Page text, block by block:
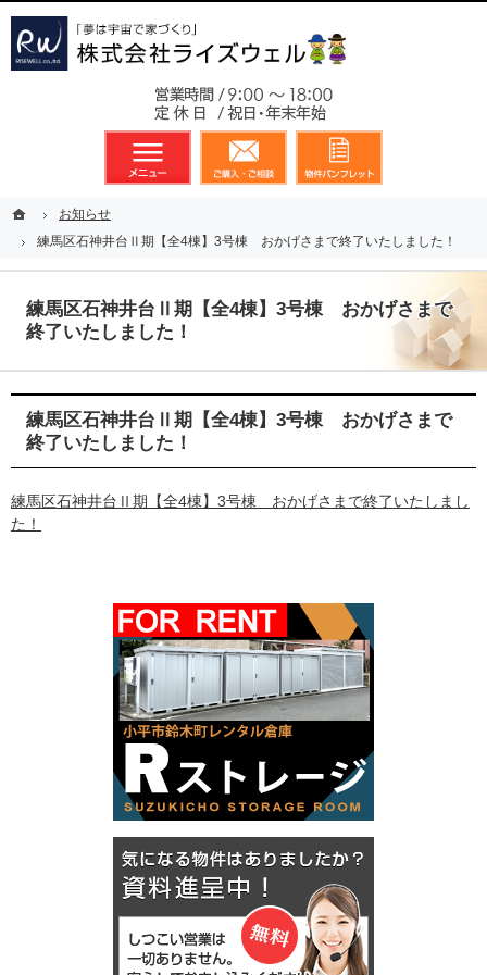
ホームお知らせ
練馬区石神井台Ⅱ期【全4棟】3号棟 おかげさまで終了いたしました！
練馬区石神井台Ⅱ期【全4棟】3号棟 おかげさまで
終了いたしました！
練馬区石神井台Ⅱ期【全4棟】3号棟 おかげさまで
終了いたしました！
練馬区石神井台Ⅱ期【全4棟】3号棟 おかげさまで終了いたしまし
た！
メニュー 資料請求・お問合せ
ホームお知らせ
練馬区石神井台Ⅱ期【全4棟】3号棟 おかげさまで終了いたしました！